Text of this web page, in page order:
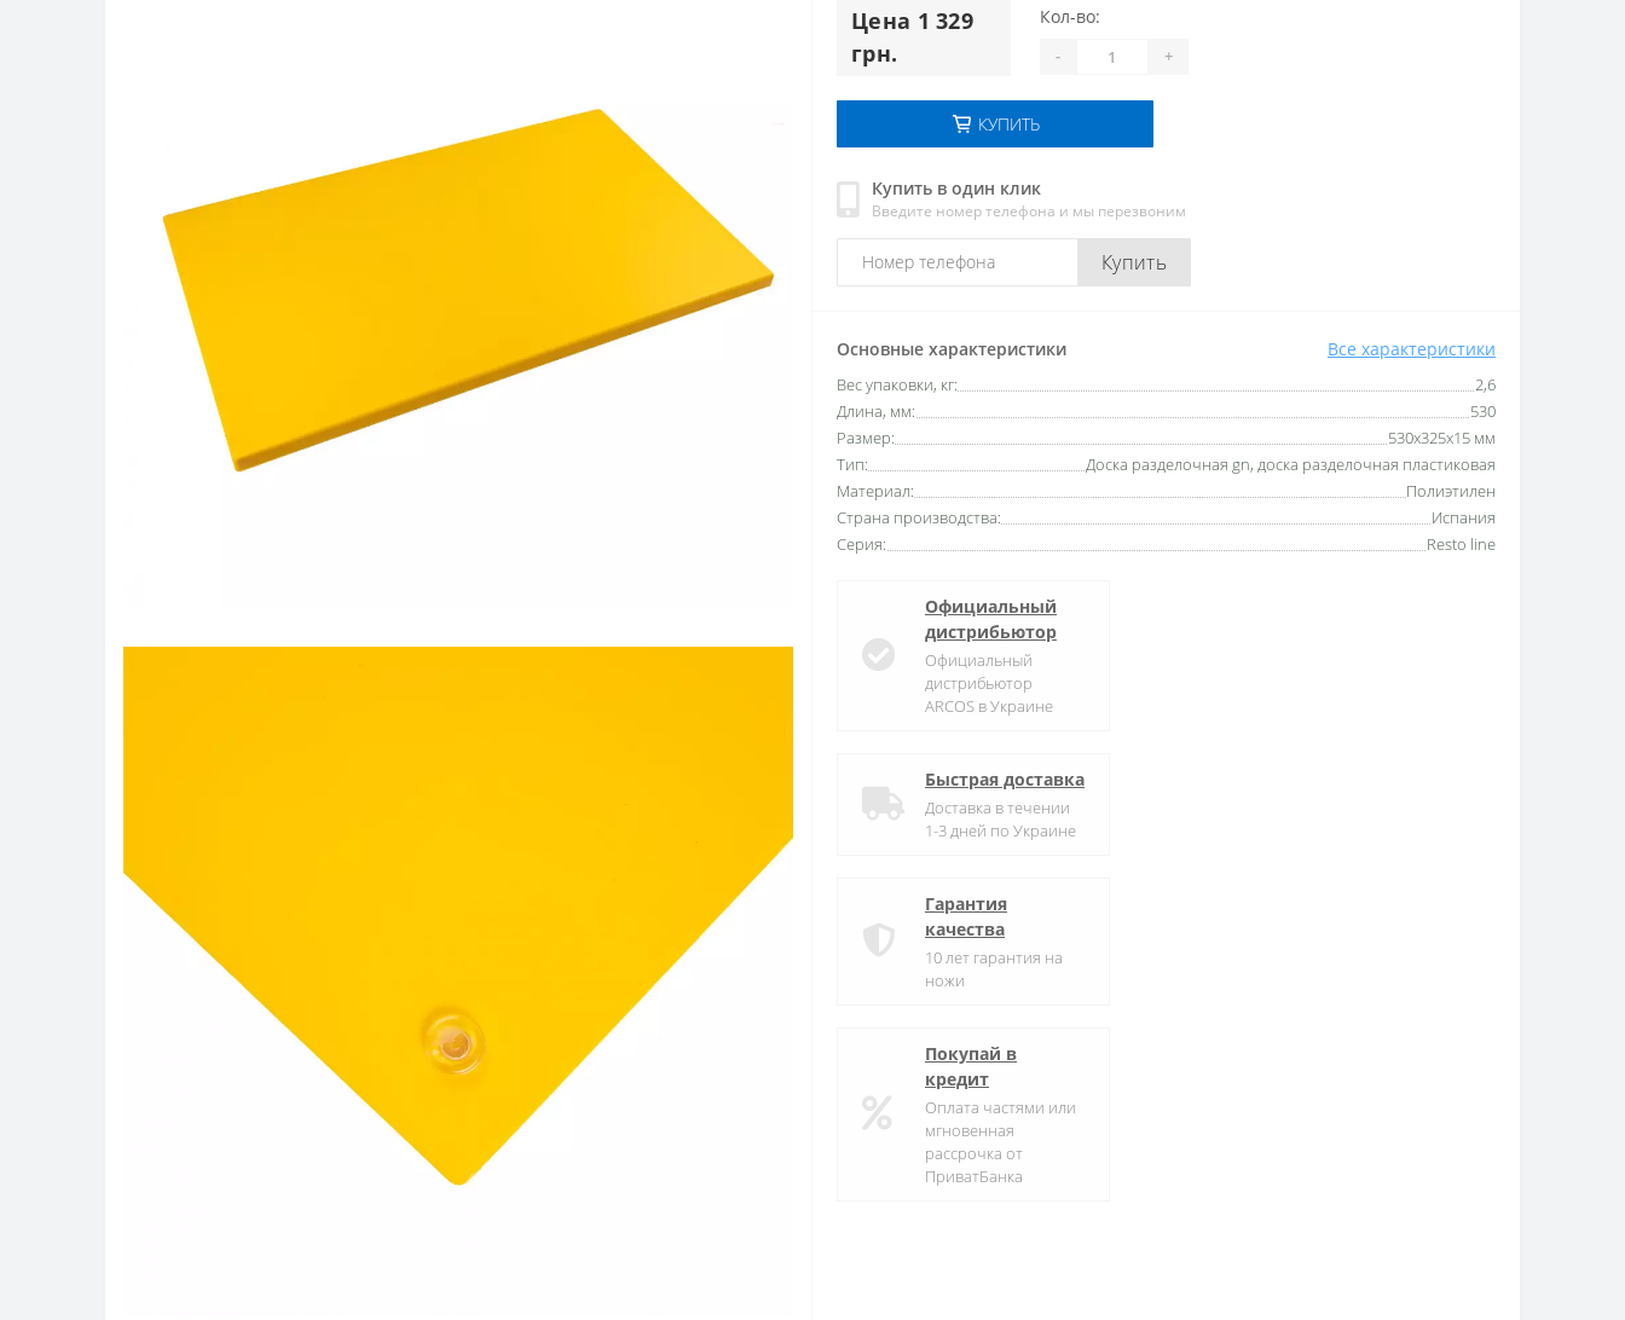
Цена 1 329
грн.
Кол-во:
- +
КУПИТЬ
Купить в один клик
Введите номер телефона и мы перезвоним
Купить
Основные характеристики Все характеристики
Вес упаковки, кг:
2,6
Длина, мм:
530
Размер:
530х325х15 мм
Тип:
Доска разделочная gn, доска разделочная пластиковая
Материал:
Полиэтилен
Страна производства:
Испания
Серия:
Resto line
Официальный
дистрибьютор
Официальный
дистрибьютор
ARCOS в Украине
Быстрая доставка
Доставка в течении
1-3 дней по Украине
Гарантия
качества
10 лет гарантия на
ножи
Покупай в
кредит
Оплата частями или
мгновенная
рассрочка от
ПриватБанка